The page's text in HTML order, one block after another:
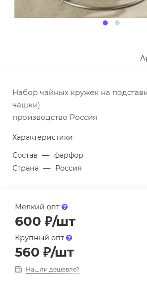
Набор чайных кружек на
чашки)
производство Россия
Характеристики
Состав — фарфор
Страна — Россия
Мелкий опт
600 ₽/шт
Крупный опт
560 ₽/шт
Нашли дешевле?